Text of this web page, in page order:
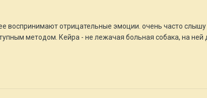
воспринимают отрицательные эмоции. очень часто
методом. Кейра - не лежачая больная собака, на